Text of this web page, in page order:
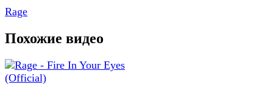
Rage
Похожие видео